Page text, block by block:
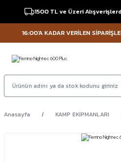
1500 TL ve Üzeri
16:00'A KADAR VERİLEN
Anasayfa KAMP EKİPMANLARI